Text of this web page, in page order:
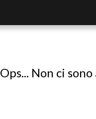
Ops... Non ci